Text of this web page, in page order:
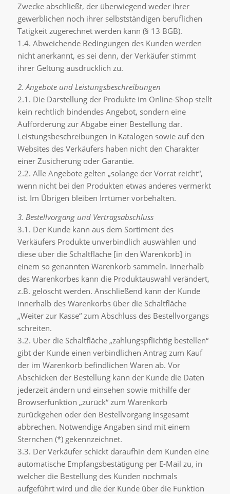
Zwecke abschließt, der überwiegend weder ihrer
gewerblichen noch ihrer selbstständigen beruflichen
Tätigkeit zugerechnet werden kann (§ 13 BGB).
1.4. Abweichende Bedingungen des Kunden werden
nicht anerkannt, es sei denn, der Verkäufer stimmt
ihrer Geltung ausdrücklich zu.
2. Angebote und Leistungsbeschreibungen
2.1. Die Darstellung der Produkte im Online-Shop stellt
kein rechtlich bindendes Angebot, sondern eine
Aufforderung zur Abgabe einer Bestellung dar.
Leistungsbeschreibungen in Katalogen sowie auf den
Websites des Verkäufers haben nicht den Charakter
einer Zusicherung oder Garantie.
2.2. Alle Angebote gelten „solange der Vorrat reicht“,
wenn nicht bei den Produkten etwas anderes vermerkt
ist. Im Übrigen bleiben Irrtümer vorbehalten.
3. Bestellvorgang und Vertragsabschluss
3.1. Der Kunde kann aus dem Sortiment des
Verkäufers Produkte unverbindlich auswählen und
diese über die Schaltfläche [in den Warenkorb] in
einem so genannten Warenkorb sammeln. Innerhalb
des Warenkorbes kann die Produktauswahl verändert,
z.B. gelöscht werden. Anschließend kann der Kunde
innerhalb des Warenkorbs über die Schaltfläche
„Weiter zur Kasse“ zum Abschluss des Bestellvorgangs
schreiten.
3.2. Über die Schaltfläche „zahlungspflichtig bestellen“
gibt der Kunde einen verbindlichen Antrag zum Kauf
der im Warenkorb befindlichen Waren ab. Vor
Abschicken der Bestellung kann der Kunde die Daten
jederzeit ändern und einsehen sowie mithilfe der
Browserfunktion „zurück“ zum Warenkorb
zurückgehen oder den Bestellvorgang insgesamt
abbrechen. Notwendige Angaben sind mit einem
Sternchen (*) gekennzeichnet.
3.3. Der Verkäufer schickt daraufhin dem Kunden eine
automatische Empfangsbestätigung per E-Mail zu, in
welcher die Bestellung des Kunden nochmals
aufgeführt wird und die der Kunde über die Funktion